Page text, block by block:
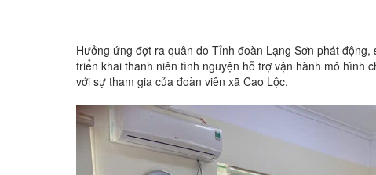
Hưởng ứng đợt ra quân do Tỉnh đoàn Lạng Sơn phát
triển khai thanh niên tình nguyện hỗ trợ vận hành mô hình
với sự tham gia của đoàn viên xã Cao Lộc.